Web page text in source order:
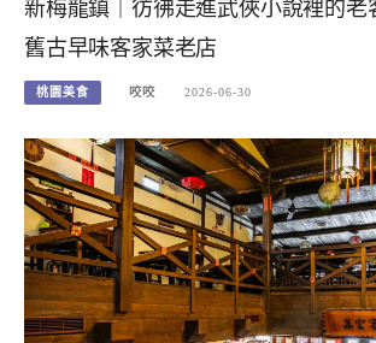
新梅龍鎮｜彷彿走進武俠小說裡的老
舊古早味客家菜老店
桃園美食 咬咬 2026-06-30